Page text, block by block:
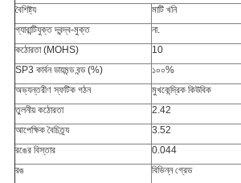
বৈশিষ্ট্য
মাটি খনি
গ্যারান্টিযুক্ত দ্বন্দ্ব-মুক্ত
না.
কঠোরতা (MOHS)
10
SP3 কার্বন ডায়মন্ড বন্ড (%)
১০০%
অভ্যন্তরীণ স্ফটিক গঠন
মুখকেন্দ্রিক কিউবিক
তুলনীয় কঠোরতা
2.42
আপেক্ষিক বৈচিত্র্য
3.52
রঙের বিস্তার
0.044
রঙ
বিভিন্ন গ্রেড